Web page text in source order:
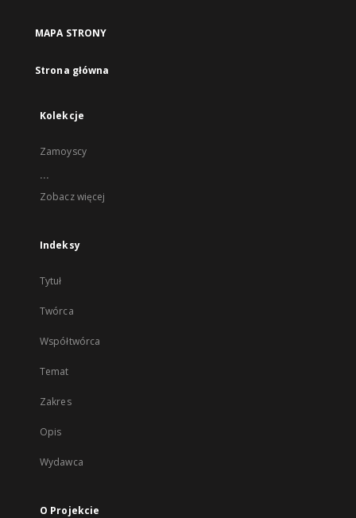
MAPA STRONY
Strona główna
Kolekcje
Zamoyscy
...
Zobacz więcej
Indeksy
Tytuł
Twórca
Współtwórca
Temat
Zakres
Opis
Wydawca
O Projekcie